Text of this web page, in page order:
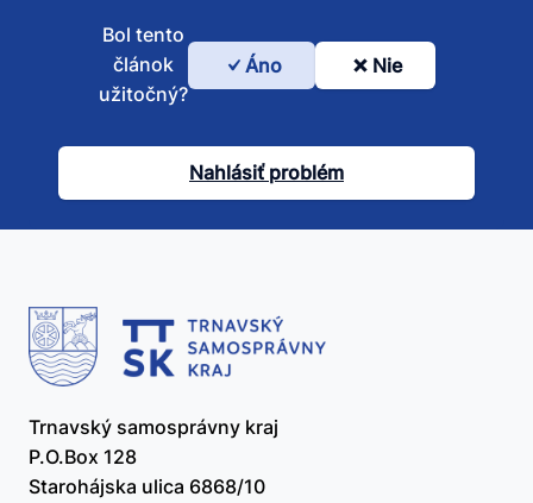
Bol
článok
užitočný?
Bol tento
článok
užitočný?
Áno Nie
Nahlásiť problém
Trnavský samosprávny kraj
P.O.Box 128
Starohájska ulica 6868/10